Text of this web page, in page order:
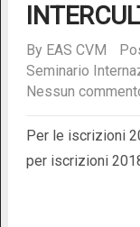
By EAS CVM
Seminario
Nessun
Per le iscrizioni
per iscrizioni